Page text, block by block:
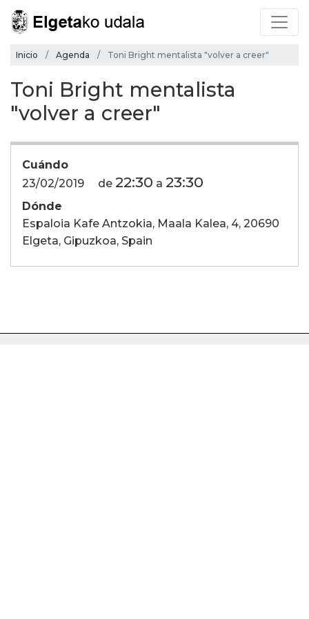
Inicio Agenda Toni Bright mentalista "volver a creer"
Toni Bright mentalista
"volver a creer"
Cuándo
23/02/2019
de 22:30 a 23:30
Dónde
Espaloia Kafe Antzokia, Maala Kalea, 4, 20690
Elgeta, Gipuzkoa, Spain